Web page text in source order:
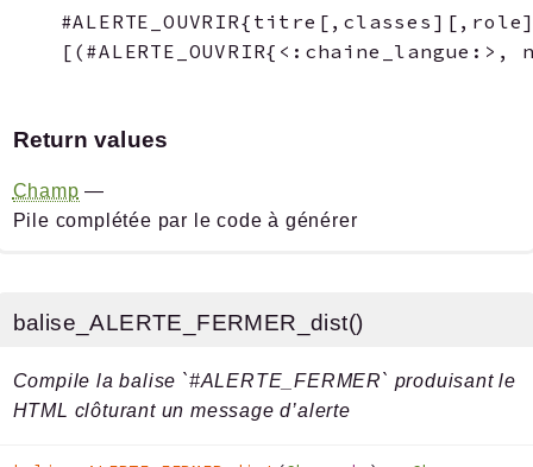
Return values
Champ —
Pile complétée par le code à générer
balise_ALERTE_FERMER_dist()
Compile la balise `#ALERTE_FERMER` produisant le
HTML clôturant un message d’alerte